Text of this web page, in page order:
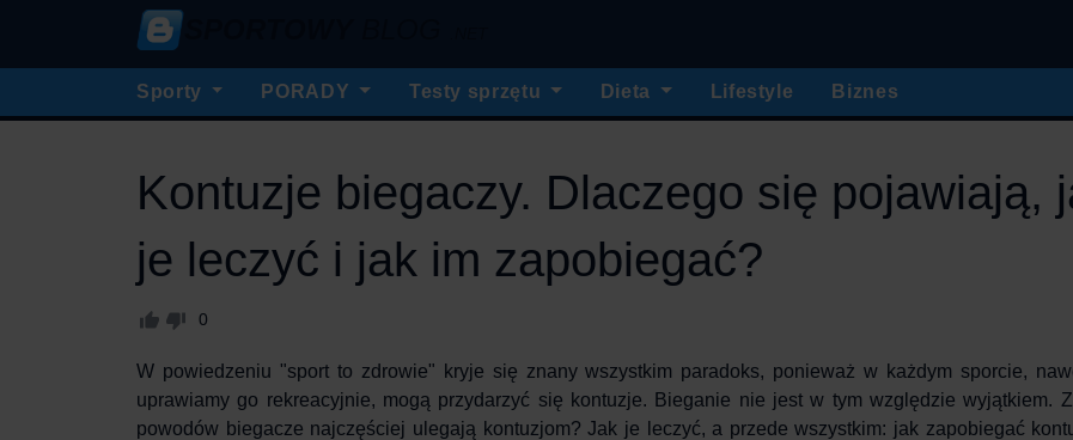
Sporty PORADY Testy sprzętu Dieta Lifestyle Biznes
Kontuzje biegaczy. Dlaczego się pojawiają,
je leczyć i jak im zapobiegać?
0
W powiedzeniu "sport to zdrowie" kryje się znany wszystkim paradoks, ponieważ w każdym sporcie,
uprawiamy go rekreacyjnie, mogą przydarzyć się kontuzje. Bieganie nie jest w tym względzie wyjątkiem.
powodów biegacze najczęściej ulegają kontuzjom? Jak je leczyć, a przede wszystkim: jak zapobiegać